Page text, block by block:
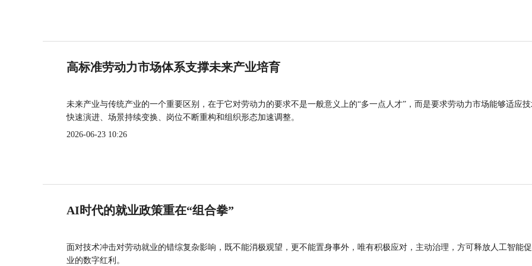
高标准劳动力市场体系支撑未来产业培育
未来产业与传统产业的一个重要区别，在于它对劳动力的要求不是一般意义上的“多一点人才”，而是要求劳动力市场能够适应
快速演进、场景持续变换、岗位不断重构和组织形态加速调整。
2026-06-23 10:26
AI时代的就业政策重在“组合拳”
面对技术冲击对劳动就业的错综复杂影响，既不能消极观望，更不能置身事外，唯有积极应对，主动治理，方可释放人工智能
业的数字红利。